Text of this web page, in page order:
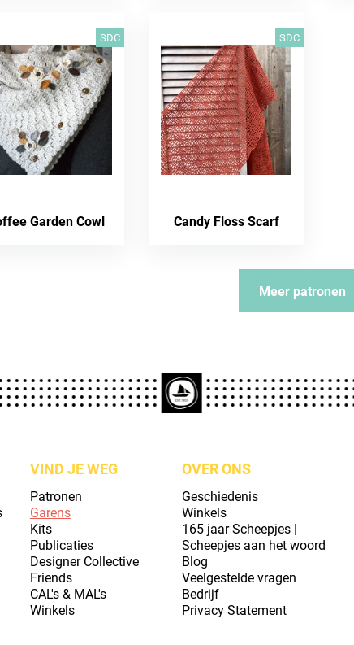
SDC
Garden Cowl
SDC
Candy Floss Scarf
Meer patronen
VIND JE WEG
Patronen
Garens
Kits
Publicaties
Designer Collective
Friends
CAL's & MAL's
Winkels
OVER ONS
Geschiedenis
Winkels
165 jaar Scheepjes |
Scheepjes aan het woord
Blog
Veelgestelde vragen
Bedrijf
Privacy Statement